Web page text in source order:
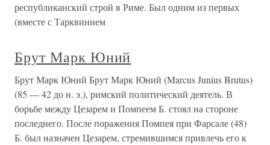
республиканский строй в Риме. Был одним из первых
(вместе с Тарквинием
Брут Марк Юний
Брут Марк Юний Брут Марк Юний (Marcus Junius Brutus)
(85 — 42 до н. э.), римский политический деятель. В
борьбе между Цезарем и Помпеем Б. стоял на стороне
последнего. После поражения Помпея при Фарсале (48)
Б. был назначен Цезарем, стремившимся привлечь его к